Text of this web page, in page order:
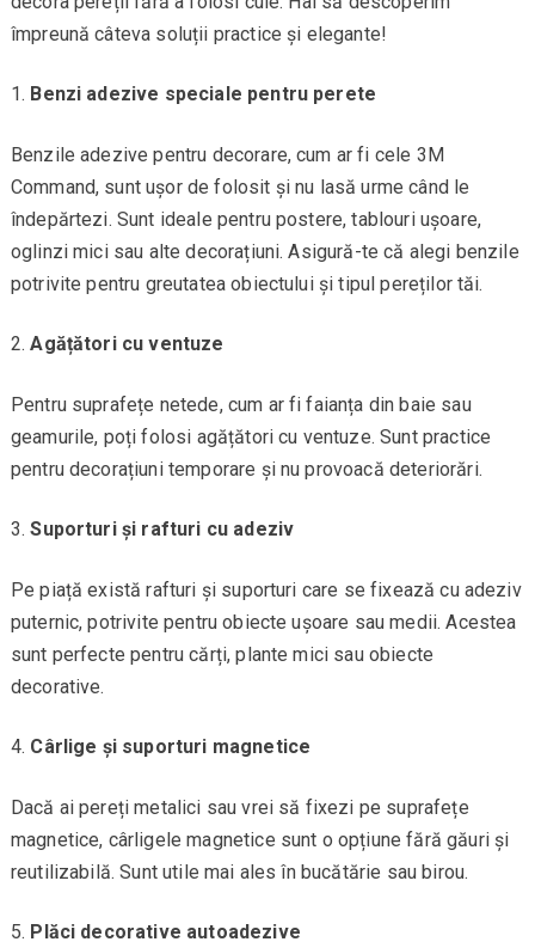
împreună câteva soluții practice și elegante!
Benzi adezive speciale pentru perete
Benzile adezive pentru decorare, cum ar fi cele 3M
Command, sunt ușor de folosit și nu lasă urme când le
îndepărtezi. Sunt ideale pentru postere, tablouri ușoare,
oglinzi mici sau alte decorațiuni. Asigură-te că alegi benzile
potrivite pentru greutatea obiectului și tipul pereților tăi.
Agățători cu ventuze
Pentru suprafețe netede, cum ar fi faianța din baie sau
geamurile, poți folosi agățători cu ventuze. Sunt practice
pentru decorațiuni temporare și nu provoacă deteriorări.
Suporturi și rafturi cu adeziv
Pe piață există rafturi și suporturi care se fixează cu adeziv
puternic, potrivite pentru obiecte ușoare sau medii. Acestea
sunt perfecte pentru cărți, plante mici sau obiecte
decorative.
Cârlige și suporturi magnetice
Dacă ai pereți metalici sau vrei să fixezi pe suprafețe
magnetice, cârligele magnetice sunt o opțiune fără găuri și
reutilizabilă. Sunt utile mai ales în bucătărie sau birou.
Plăci decorative autoadezive